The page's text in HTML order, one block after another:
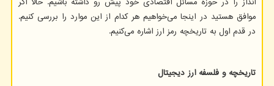
موافق هستید در اینجا می‌خواهیم هر کدام از این موارد را بررسی کنیم.
در قدم اول به تاریخچه رمز ارز اشاره می‌کنیم.
تاریخچه و فلسفه ارز دیجیتال